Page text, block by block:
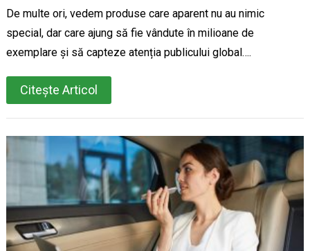
De multe ori, vedem produse care aparent nu au nimic
special, dar care ajung să fie vândute în milioane de
exemplare și să capteze atenția publicului global….
Citește Articol